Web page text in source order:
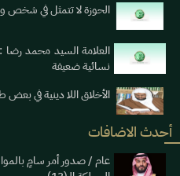
الحوزة لا تتمثل في شخص
العلامة السيد محمد رضا :
نسائية ضعيفة
الأخلاق اللا دينية في بعض
أحدث الاضافات
عام / صدور أمر سامٍ